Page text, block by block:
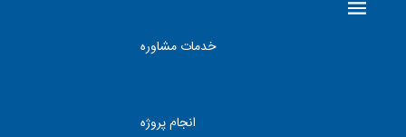
خدمات مشاوره
انجام پروژه